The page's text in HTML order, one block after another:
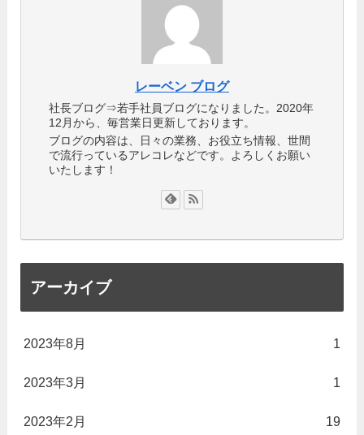
レーベン ブログ
社長ブログ⇒若手社員ブログになりました。2020年
12月から、毎営業日更新しております。
ブログの内容は、日々の業務、お役立ち情報、世間
で流行っているアレコレなどです。よろしくお願い
いたします！
アーカイブ
2023年8月 1
2023年3月 1
2023年2月 19